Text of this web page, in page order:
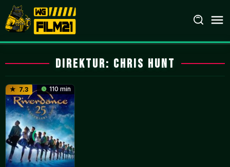
Loncat
ke
konten
Direktur: Chris Hunt
7.3 110 min